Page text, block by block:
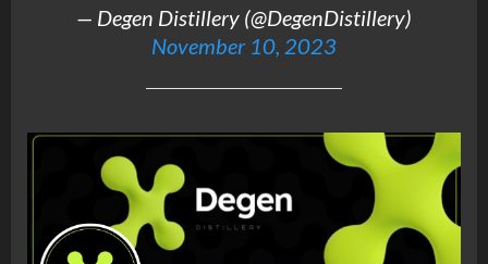
— Degen Distillery (@DegenDistillery)
November 10, 2023